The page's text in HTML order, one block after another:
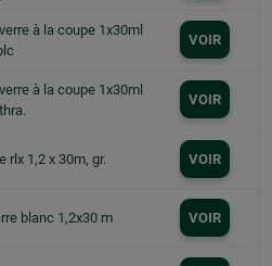
à la coupe 1x30ml
VOIR
à la coupe 1x30ml
VOIR
rlx 1,2 x 30m, gr. VOIR
blanc 1,2x30 m VOIR